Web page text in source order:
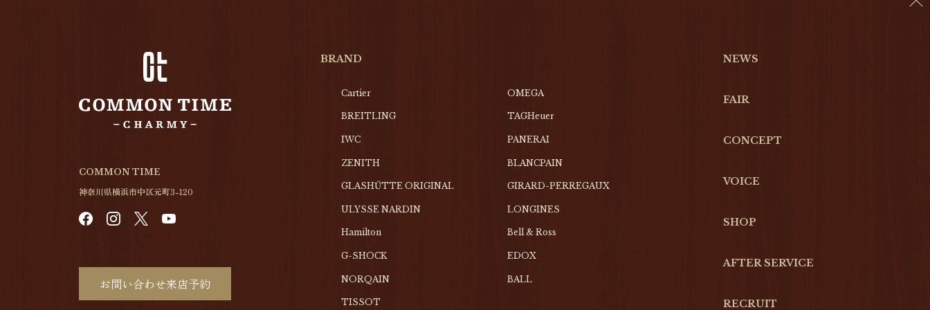
NEWS
FAIR
CONCEPT
BRAND
Cartier OMEGA
BREITLING TAGHeuer
IWC PANERAI
ZENITH BLANCPAIN
GLASHŰTTE ORIGINAL GIRARD-PERREGAUX
ULYSSE NARDIN LONGINES
Hamilton Bell & Ross
G-SHOCK EDOX
NORQAIN BALL
TISSOT
VOICE
SHOP
AFTER SERVICE
RECRUIT
COMMON TIME
神奈川県横浜市中区元町3-120
お問い合わせ来店予約